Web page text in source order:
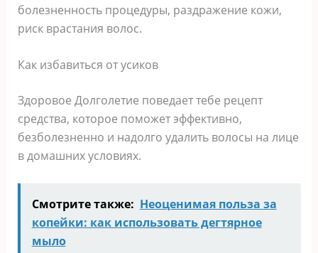
болезненность процедуры, раздражение кожи,
риск врастания волос.
Как избавиться от усиков
Здоровое Долголетие поведает тебе рецепт
средства, которое поможет эффективно,
безболезненно и надолго удалить волосы на лице
в домашних условиях.
Смотрите также: Неоценимая польза за
копейки: как использовать дегтярное
мыло